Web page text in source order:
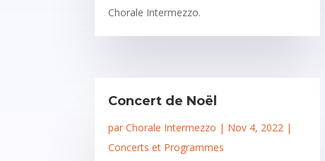
Chorale Intermezzo.
Concert de Noël
parChorale Intermezzo | Nov 4, 2022 |
Concerts et Programmes